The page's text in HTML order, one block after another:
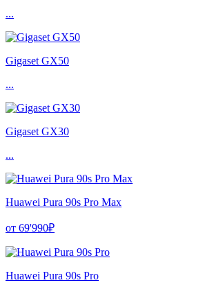
...
Gigaset GX50
...
Gigaset GX30
...
Huawei Pura 90s Pro Max
от 69'990₽
Huawei Pura 90s Pro